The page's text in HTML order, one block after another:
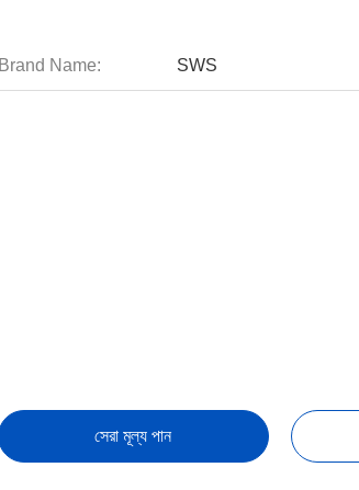
Brand Name: SWS
সেরা মূল্য পান